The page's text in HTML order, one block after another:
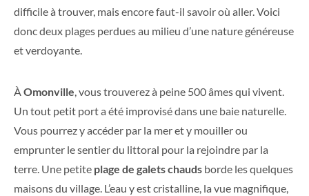
difficile à trouver, mais encore faut-il savoir où aller. Voici
donc deux plages perdues au milieu d’une nature généreuse
et verdoyante.
ÀOmonville, vous trouverez à peine 500 âmes qui vivent.
Un tout petit port a été improvisé dans une baie naturelle.
Vous pourrez y accéder par la mer et y mouiller ou
emprunter le sentier du littoral pour la rejoindre par la
terre. Une petite plage de galets chauds borde les quelques
maisons du village. L’eau y est cristalline, la vue magnifique,